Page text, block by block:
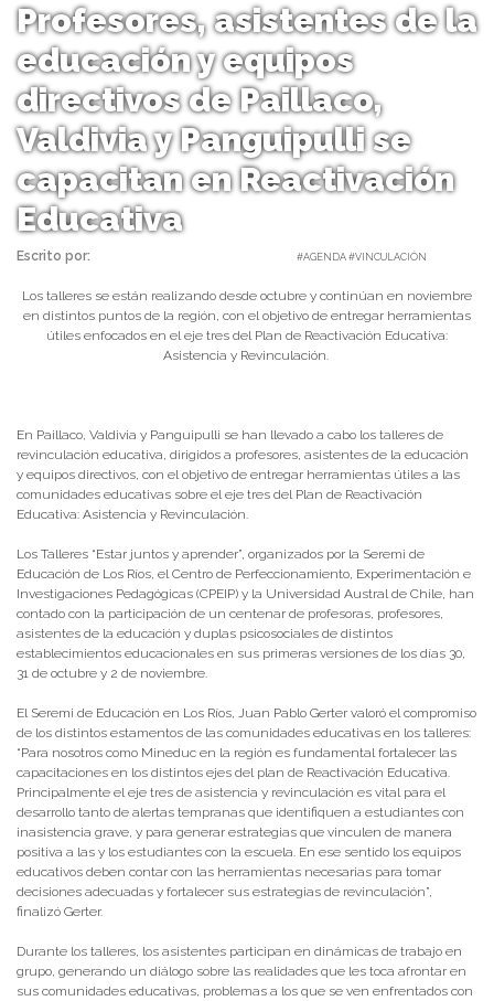
Profesores, asistentes de la
educación y equipos
directivos de Paillaco,
Valdivia y Panguipulli se
capacitan en Reactivación
Educativa
Escrito por: #AGENDA #VINCULACIÓN
Los talleres se están realizando desde octubre y continúan en noviembre
en distintos puntos de la región, con el objetivo de entregar herramientas
útiles enfocados en el eje tres del Plan de Reactivación Educativa:
Asistencia y Revinculación.
En Paillaco, Valdivia y Panguipulli se han llevado a cabo los talleres de
revinculación educativa, dirigidos a profesores, asistentes de la educación
y equipos directivos, con el objetivo de entregar herramientas útiles a las
comunidades educativas sobre el eje tres del Plan de Reactivación
Educativa: Asistencia y Revinculación.
Los Talleres “Estar juntos y aprender”, organizados por la Seremi de
Educación de Los Ríos, el Centro de Perfeccionamiento, Experimentación e
Investigaciones Pedagógicas (CPEIP) y la Universidad Austral de Chile, han
contado con la participación de un centenar de profesoras, profesores,
asistentes de la educación y duplas psicosociales de distintos
establecimientos educacionales en sus primeras versiones de los días 30,
31 de octubre y 2 de noviembre.
El Seremi de Educación en Los Ríos, Juan Pablo Gerter valoró el compromiso
de los distintos estamentos de las comunidades educativas en los talleres:
“Para nosotros como Mineduc en la región es fundamental fortalecer las
capacitaciones en los distintos ejes del plan de Reactivación Educativa.
Principalmente el eje tres de asistencia y revinculación es vital para el
desarrollo tanto de alertas tempranas que identifiquen a estudiantes con
inasistencia grave, y para generar estrategias que vinculen de manera
positiva a las y los estudiantes con la escuela. En ese sentido los equipos
educativos deben contar con las herramientas necesarias para tomar
decisiones adecuadas y fortalecer sus estrategias de revinculación”,
finalizó Gerter.
Durante los talleres, los asistentes participan en dinámicas de trabajo en
grupo, generando un diálogo sobre las realidades que les toca afrontar en
sus comunidades educativas, problemas a los que se ven enfrentados con